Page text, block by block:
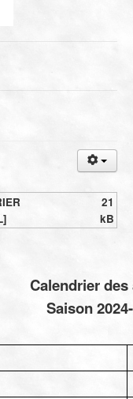
21
kB
Calendrier
Saison